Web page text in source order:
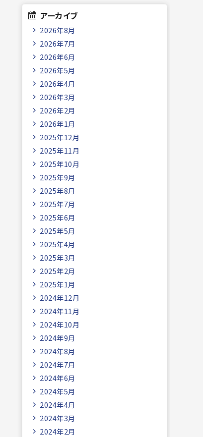
アーカイブ
2026年8月
2026年7月
2026年6月
2026年5月
2026年4月
2026年3月
2026年2月
2026年1月
2025年12月
2025年11月
2025年10月
2025年9月
2025年8月
2025年7月
2025年6月
2025年5月
2025年4月
2025年3月
2025年2月
2025年1月
2024年12月
2024年11月
2024年10月
2024年9月
2024年8月
2024年7月
2024年6月
2024年5月
2024年4月
2024年3月
2024年2月